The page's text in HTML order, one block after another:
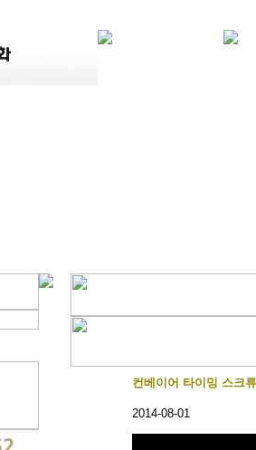
컨베이어 타이밍 스크
2014-08-01